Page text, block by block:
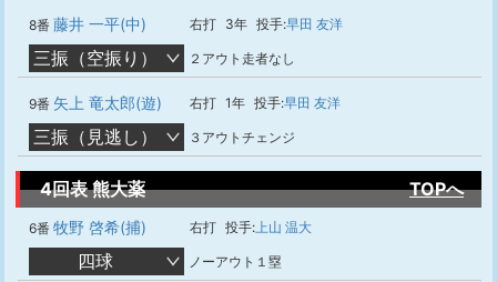
8番 藤井 一平(中) 右打 3年 投手:早田 友洋
三振（空振り） ２アウト走者なし
9番 矢上 竜太郎(遊) 右打 1年 投手:早田 友洋
三振（見逃し） ３アウトチェンジ
4回表 熊大薬 TOPへ
6番 牧野 啓希(捕) 右打 投手:上山 温大
四球 ノーアウト１塁